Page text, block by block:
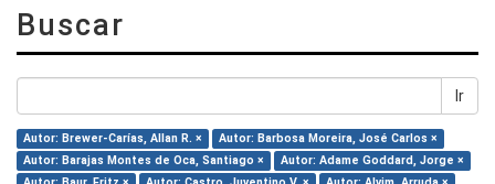
Buscar
Ir
Autor: Brewer-Carías, Allan R. ×
Autor: Barbosa Moreira, José Carlos ×
Autor: Barajas Montes de Oca, Santiago ×
Autor: Adame Goddard, Jorge ×